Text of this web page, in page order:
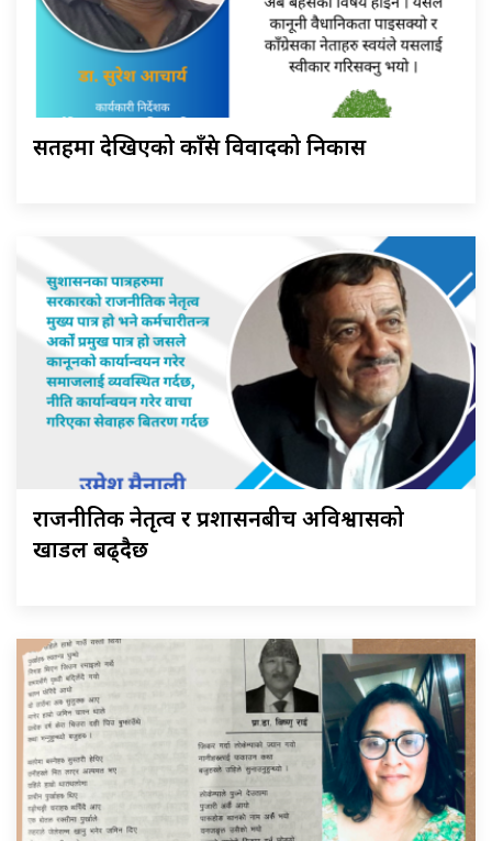
सतहमा देखिएको काँग्रेस विवादको निकास
राजनीतिक नेतृत्व र प्रशासनबीच अविश्वासको
खाडल बढ्दैछ